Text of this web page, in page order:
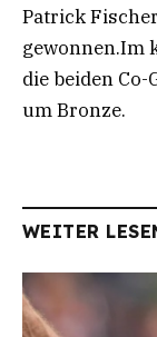
Patrick
gewonnen.Im
die beiden
um Bronze.
WEITER